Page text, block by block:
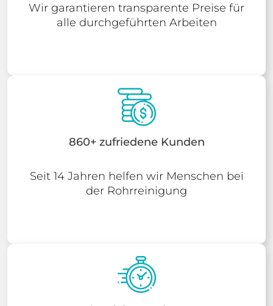
Wir garantieren transparente Preise für
alle durchgeführten Arbeiten
860+ zufriedene Kunden
Seit 14 Jahren helfen wir Menschen bei
der Rohrreinigung